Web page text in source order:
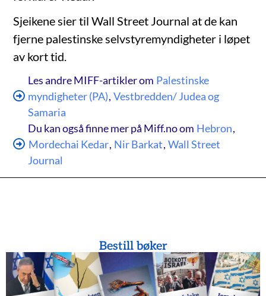
Sjeikene sier til Wall Street Journal at de kan
fjerne palestinske selvstyremyndigheter i løpet
av kort tid.
Les andre MIFF-artikler om Palestinske
myndigheter (PA), Vestbredden/ Judea og
Samaria
Du kan også finne mer på Miff.no om Hebron,
Mordechai Kedar, Nir Barkat, Wall Street
Journal
Bestill bøker